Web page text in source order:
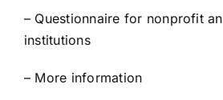
– Questionnaire for nonprofit
institutions
– More information